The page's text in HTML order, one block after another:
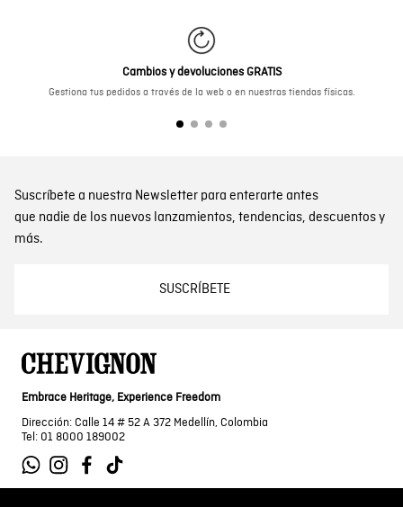
Cambios y devoluciones GRATIS
Gestiona tus pedidos a través de la web o en nuestras tiendas físicas.
Suscríbete a nuestra Newsletter para enterarte antes
que nadie de los nuevos lanzamientos, tendencias, descuentos y
más.
SUSCRÍBETE
Embrace Heritage, Experience Freedom
Dirección: Calle 14 # 52 A 372 Medellín, Colombia
Tel: 01 8000 189002